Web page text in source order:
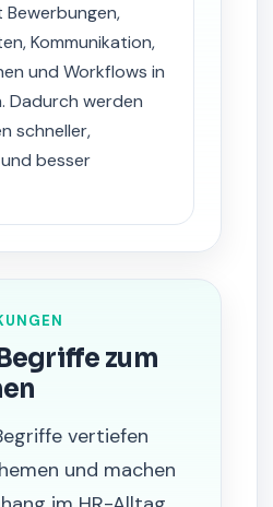
Kommunikation,
und Workflows in
Dadurch werden
schneller,
besser
zum
vertiefen
und machen